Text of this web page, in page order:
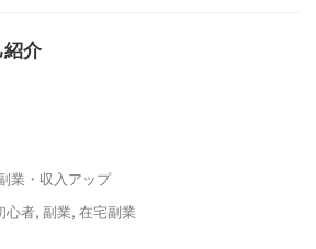
紹介
業・収入アップ
心者, 副業, 在宅副業